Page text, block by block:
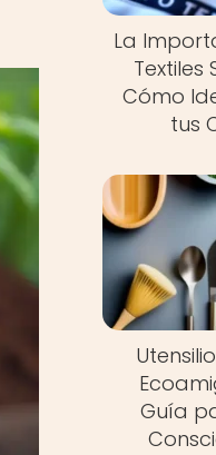
La
Textiles
Cómo
tus
Guía